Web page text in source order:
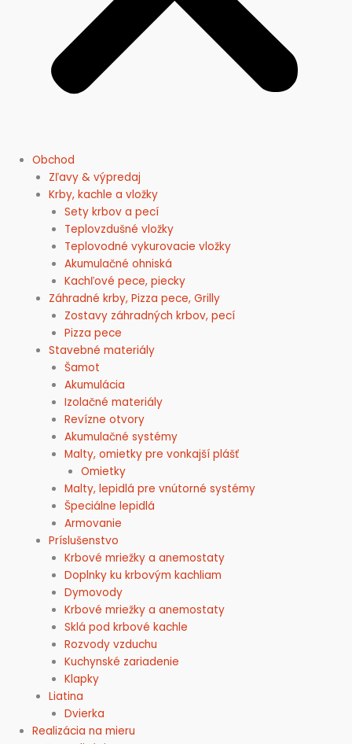
Obchod
Zľavy & výpredaj
Krby, kachle a vložky
Sety krbov a pecí
Teplovzdušné vložky
Teplovodné vykurovacie vložky
Akumulačné ohniská
Kachľové pece, piecky
Záhradné krby, Pizza pece, Grilly
Zostavy záhradných krbov, pecí
Pizza pece
Stavebné materiály
Šamot
Akumulácia
Izolačné materiály
Revízne otvory
Akumulačné systémy
Malty, omietky pre vonkajší plášť
Omietky
Malty, lepidlá pre vnútorné systémy
Špeciálne lepidlá
Armovanie
Príslušenstvo
Krbové mriežky a anemostaty
Doplnky ku krbovým kachliam
Dymovody
Krbové mriežky a anemostaty
Sklá pod krbové kachle
Rozvody vzduchu
Kuchynské zariadenie
Klapky
Liatina
Dvierka
Realizácia na mieru